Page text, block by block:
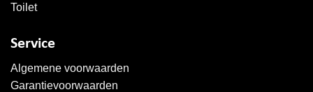
Toilet
Service
Algemene voorwaarden
Garantievoorwaarden